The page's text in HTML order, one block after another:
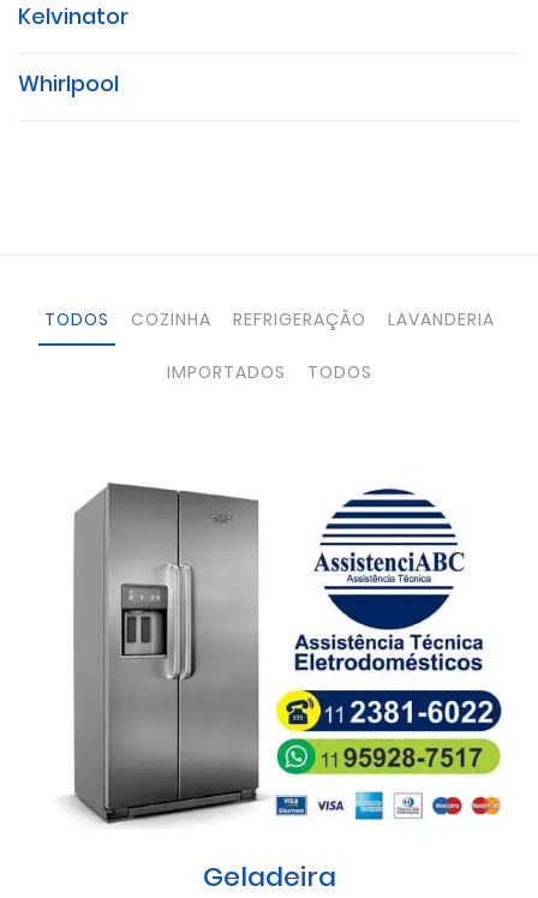
Kelvinator
Whirlpool
TODOS COZINHA REFRIGERAÇÃO LAVANDERIA
IMPORTADOS TODOS
Geladeira